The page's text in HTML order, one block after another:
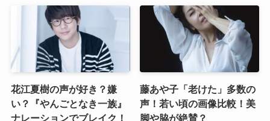
花江夏樹の声が好き？嫌
い？『やんごとなき一族』
ナレーションでブレイク！
藤あや子「老けた」多数の
声！若い頃の画像比較！美
脚や脇が絶賛？